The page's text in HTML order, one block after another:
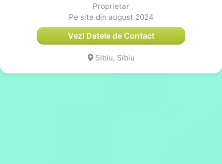
Proprietar
Pe site din august 2024
Vezi Datele de Contact
Sibiu, Sibiu